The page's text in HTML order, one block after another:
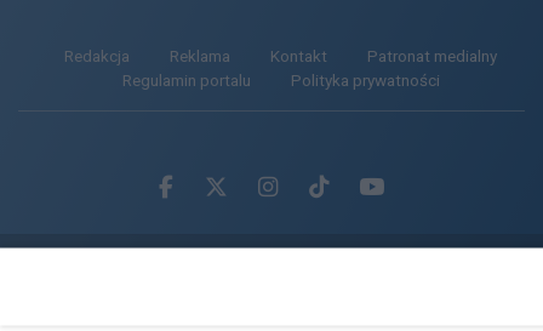
Redakcja Reklama Kontakt
Patronat medialny
Regulamin portalu
Polityka prywatności
Facebook.com
X.comInstagram.com
Tiktok.comYoutube.com